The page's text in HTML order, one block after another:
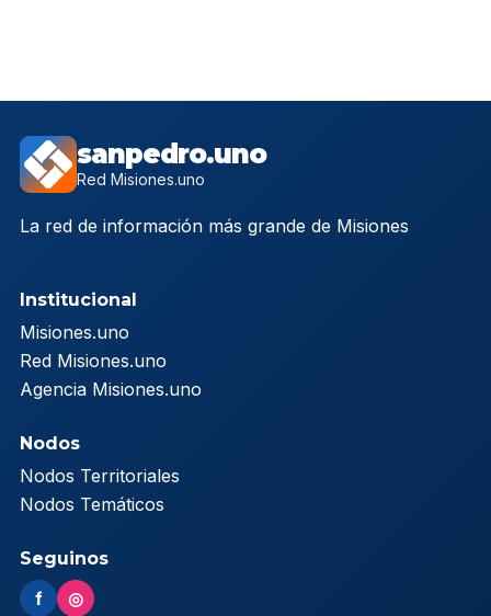
sanpedro.uno
Red Misiones.uno
La red de información más grande de Misiones
Institucional
Misiones.uno
Red Misiones.uno
Agencia Misiones.uno
Nodos
Nodos Territoriales
Nodos Temáticos
Seguinos
f ◎